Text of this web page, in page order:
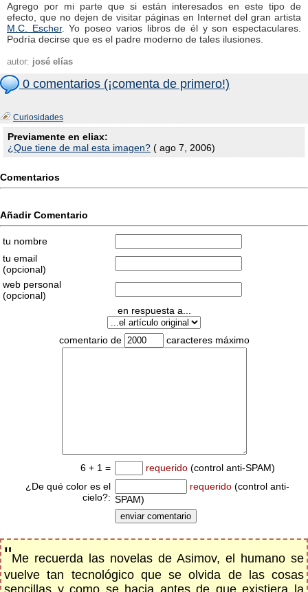
Agrego por mi parte que si están interesados en este tipo de
efecto, que no dejen de visitar páginas en Internet del gran artista
M.C. Escher. Yo poseo varios libros de él y son espectaculares.
Podría decirse que es el padre moderno de tales ilusiones.
autor: josé elías
0 comentarios (¡comenta de primero!)
Curiosidades
Previamente en eliax:
¿Que tiene de mal esta imagen? ( ago 7, 2006)
Comentarios
Añadir Comentario
tu nombre
tu email
(opcional)
web personal
(opcional)
en respuesta a...
comentario de caracteres máximo
6 + 1 = requerido (control anti-SPAM)
¿De qué color es el
cielo?:
requerido (control anti-
SPAM)
"Me recuerda las novelas de Asimov, el humano se
vuelve tan tecnológico que se olvida de las cosas
sencillas y como se hacia antes de que existiera la